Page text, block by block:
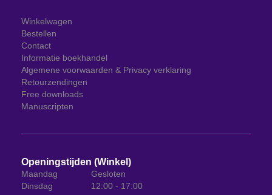
Winkelwagen
Bestellen
Contact
Informatie boekhandel
Algemene voorwaarden & Privacy verklaring
Retourzendingen
Free downloads
Manuscripten
Openingstijden (Winkel)
Maandag
Gesloten
Dinsdag
12:00 - 17:00